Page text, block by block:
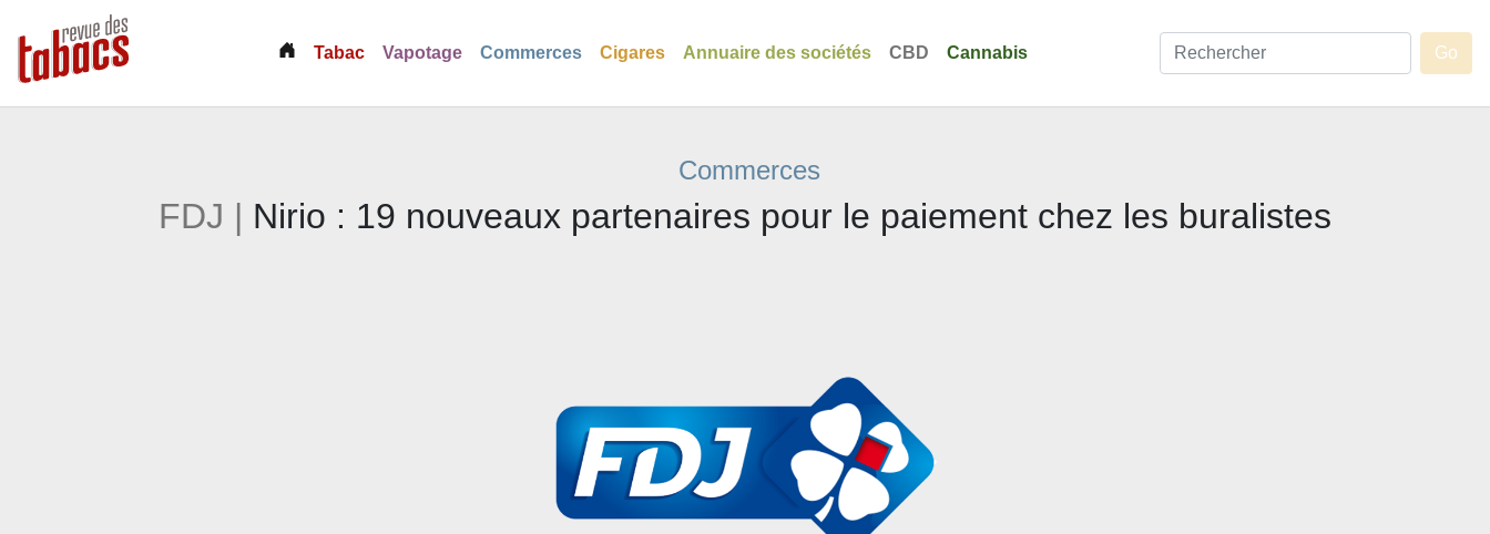
(current)
Tabac Vapotage Commerces Cigares Annuaire des sociétés CBD Cannabis
Commerces
FDJ | Nirio : 19 nouveaux partenaires pour le paiement chez les buralistes